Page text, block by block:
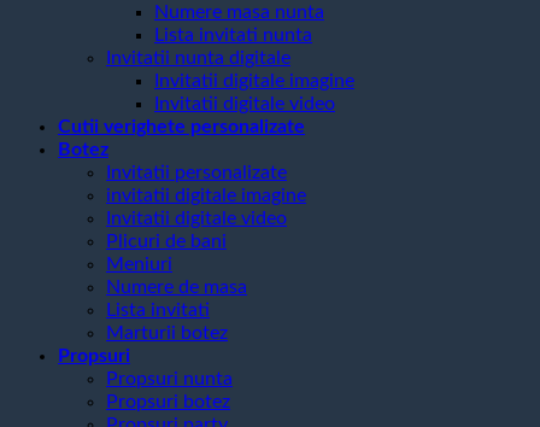
Numere masa nunta
Lista invitati nunta
Invitatii nunta digitale
Invitatii digitale imagine
Invitatii digitale video
Cutii verighete personalizate
Botez
Invitatii personalizate
invitatii digitale imagine
Invitatii digitale video
Plicuri de bani
Meniuri
Numere de masa
Lista invitati
Marturii botez
Propsuri
Propsuri nunta
Propsuri botez